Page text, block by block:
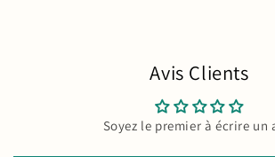
Avis Clients
Soyez le premier à écrire un